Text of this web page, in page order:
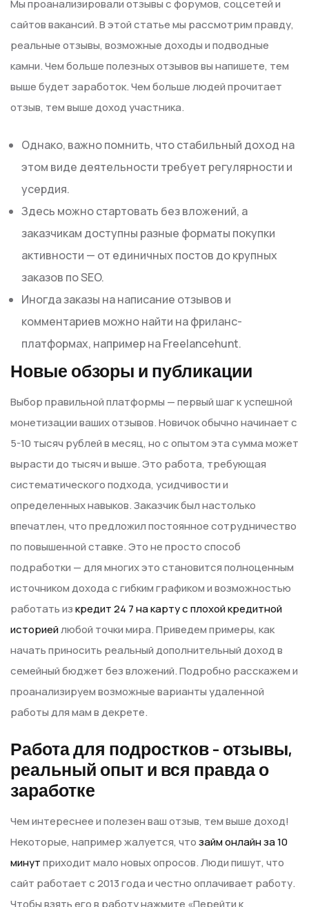
Мы проанализировали отзывы с форумов, соцсетей и
сайтов вакансий. В этой статье мы рассмотрим правду,
реальные отзывы, возможные доходы и подводные
камни. Чем больше полезных отзывов вы напишете, тем
выше будет заработок. Чем больше людей прочитает
отзыв, тем выше доход участника.
Однако, важно помнить, что стабильный доход на
этом виде деятельности требует регулярности и
усердия.
Здесь можно стартовать без вложений, а
заказчикам доступны разные форматы покупки
активности — от единичных постов до крупных
заказов по SEO.
Иногда заказы на написание отзывов и
комментариев можно найти на фриланс-
платформах, например на Freelancehunt.
Новые обзоры и публикации
Выбор правильной платформы — первый шаг к успешной
монетизации ваших отзывов. Новичок обычно начинает с
5-10 тысяч рублей в месяц, но с опытом эта сумма может
вырасти до тысяч и выше. Это работа, требующая
систематического подхода, усидчивости и
определенных навыков. Заказчик был настолько
впечатлен, что предложил постоянное сотрудничество
по повышенной ставке. Это не просто способ
подработки — для многих это становится полноценным
источником дохода с гибким графиком и возможностью
работать изкредит 24 7 на карту с плохой кредитной
историейлюбой точки мира. Приведем примеры, как
начать приносить реальный дополнительный доход в
семейный бюджет без вложений. Подробно расскажем и
проанализируем возможные варианты удаленной
работы для мам в декрете.
Работа для подростков – отзывы,
реальный опыт и вся правда о
заработке
Чем интереснее и полезен ваш отзыв, тем выше доход!
Некоторые, например жалуется, чтозайм онлайн за 10
минутприходит мало новых опросов. Люди пишут, что
сайт работает с 2013 года и честно оплачивает работу.
Чтобы взять его в работу нажмите «Перейти к